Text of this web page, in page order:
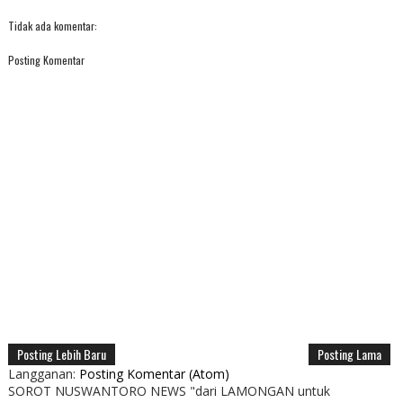
Tidak ada komentar:
Posting Komentar
Posting Lebih Baru Posting Lama
Langganan: Posting Komentar (Atom)
SOROT NUSWANTORO NEWS "dari LAMONGAN untuk